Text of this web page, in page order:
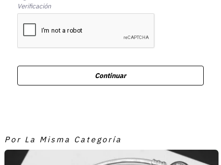
Verificación
Continuar
Por La Misma Categoría